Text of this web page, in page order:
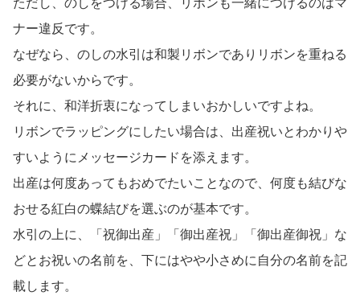
ただし、のしをつける場合、リボンも一緒につけるのはマ
ナー違反です。
なぜなら、のしの水引は和製リボンでありリボンを重ねる
必要がないからです。
それに、和洋折衷になってしまいおかしいですよね。
リボンでラッピングにしたい場合は、出産祝いとわかりや
すいようにメッセージカードを添えます。
出産は何度あってもおめでたいことなので、何度も結びな
おせる紅白の蝶結びを選ぶのが基本です。
水引の上に、「祝御出産」「御出産祝」「御出産御祝」な
どとお祝いの名前を、下にはやや小さめに自分の名前を記
載します。